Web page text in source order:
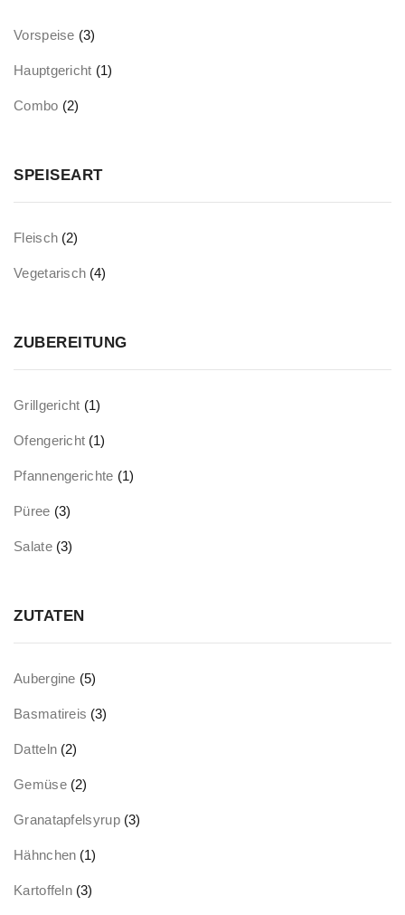
Vorspeise (3)
Hauptgericht (1)
Combo (2)
SPEISEART
Fleisch (2)
Vegetarisch (4)
ZUBEREITUNG
Grillgericht (1)
Ofengericht (1)
Pfannengerichte (1)
Püree (3)
Salate (3)
ZUTATEN
Aubergine (5)
Basmatireis (3)
Datteln (2)
Gemüse (2)
Granatapfelsyrup (3)
Hähnchen (1)
Kartoffeln (3)